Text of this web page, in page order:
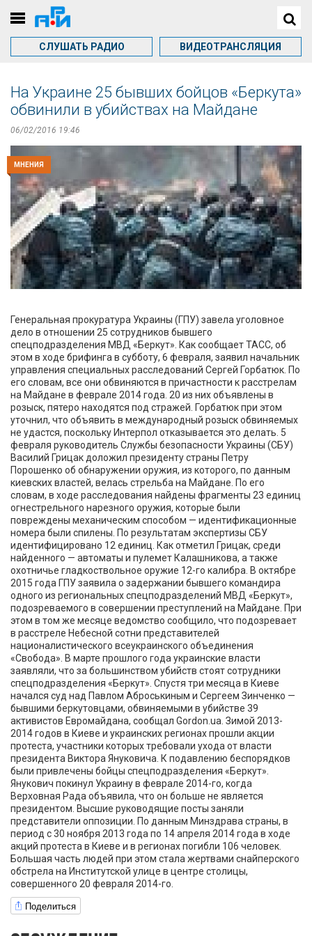
СЛУШАТЬ РАДИО ВИДЕОТРАНСЛЯЦИЯ
На Украине 25 бывших бойцов «Беркута»
обвинили в убийствах на Майдане
06/02/2016 19:46
МНЕНИЯ
Генеральная прокуратура Украины (ГПУ) завела уголовное
дело в отношении 25 сотрудников бывшего
спецподразделения МВД «Беркут». Как сообщает ТАСС, об
этом в ходе брифинга в субботу, 6 февраля, заявил начальник
управления специальных расследований Сергей Горбатюк. По
его словам, все они обвиняются в причастности к расстрелам
на Майдане в феврале 2014 года. 20 из них объявлены в
розыск, пятеро находятся под стражей. Горбатюк при этом
уточнил, что объявить в международный розыск обвиняемых
не удастся, поскольку Интерпол отказывается это делать. 5
февраля руководитель Службы безопасности Украины (СБУ)
Василий Грицак доложил президенту страны Петру
Порошенко об обнаружении оружия, из которого, по данным
киевских властей, велась стрельба на Майдане. По его
словам, в ходе расследования найдены фрагменты 23 единиц
огнестрельного нарезного оружия, которые были
повреждены механическим способом — идентификационные
номера были спилены. По результатам экспертизы СБУ
идентифицировано 12 единиц. Как отметил Грицак, среди
найденного — автоматы и пулемет Калашникова, а также
охотничье гладкоствольное оружие 12-го калибра. В октябре
2015 года ГПУ заявила о задержании бывшего командира
одного из региональных спецподразделений МВД «Беркут»,
подозреваемого в совершении преступлений на Майдане. При
этом в том же месяце ведомство сообщило, что подозревает
в расстреле Небесной сотни представителей
националистического всеукраинского объединения
«Свобода». В марте прошлого года украинские власти
заявляли, что за большинством убийств стоят сотрудники
спецподразделения «Беркут». Спустя три месяца в Киеве
начался суд над Павлом Аброськиным и Сергеем Зинченко —
бывшими беркутовцами, обвиняемыми в убийстве 39
активистов Евромайдана, сообщал Gordon.ua. Зимой 2013-
2014 годов в Киеве и украинских регионах прошли акции
протеста, участники которых требовали ухода от власти
президента Виктора Януковича. К подавлению беспорядков
были привлечены бойцы спецподразделения «Беркут».
Янукович покинул Украину в феврале 2014-го, когда
Верховная Рада объявила, что он больше не является
президентом. Высшие руководящие посты заняли
представители оппозиции. По данным Минздрава страны, в
период с 30 ноября 2013 года по 14 апреля 2014 года в ходе
акций протеста в Киеве и в регионах погибли 106 человек.
Большая часть людей при этом стала жертвами снайперского
обстрела на Институтской улице в центре столицы,
совершенного 20 февраля 2014-го.
Поделиться